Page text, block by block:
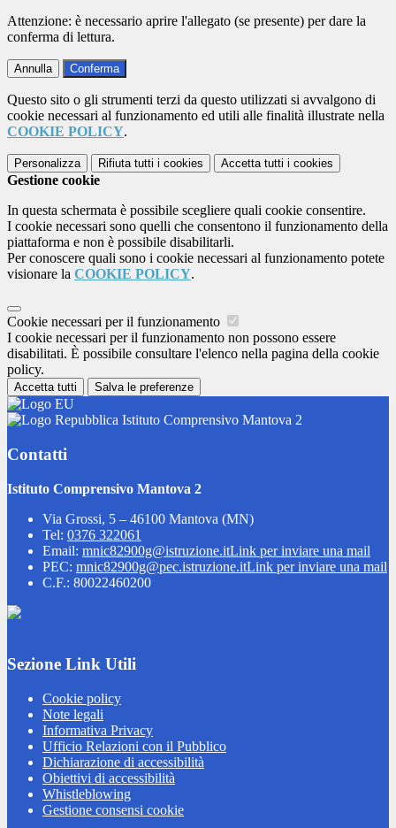
Attenzione: è necessario aprire l'allegato (se presente) per dare la
conferma di lettura.
Annulla Conferma
Questo sito o gli strumenti terzi da questo utilizzati si avvalgono di
cookie necessari al funzionamento ed utili alle finalità illustrate nella
COOKIE POLICY.
Personalizza Rifiuta tutti i cookies Accetta tutti i cookies
Gestione cookie
In questa schermata è possibile scegliere quali cookie consentire.
I cookie necessari sono quelli che consentono il funzionamento della
piattaforma e non è possibile disabilitarli.
Per conoscere quali sono i cookie necessari al funzionamento potete
visionare la COOKIE POLICY.
Cookie necessari per il funzionamento
I cookie necessari per il funzionamento non possono essere
disabilitati. È possibile consultare l'elenco nella pagina della cookie
policy.
Accetta tutti Salva le preferenze
Istituto Comprensivo Mantova 2
Contatti
Istituto Comprensivo Mantova 2
Via Grossi, 5 – 46100 Mantova (MN)
Tel: 0376 322061
Email: mnic82900g@istruzione.itLink per inviare una mail
PEC: mnic82900g@pec.istruzione.itLink per inviare una mail
C.F.: 80022460200
Sezione Link Utili
Cookie policy
Note legali
Informativa Privacy
Ufficio Relazioni con il Pubblico
Dichiarazione di accessibilità
Obiettivi di accessibilità
Whistleblowing
Gestione consensi cookie